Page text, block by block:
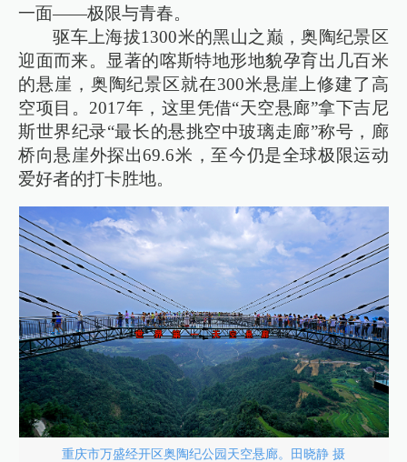
一面——极限与青春。
驱车上海拔1300米的黑山之巅，奥陶纪景区
迎面而来。显著的喀斯特地形地貌孕育出几百米
的悬崖，奥陶纪景区就在300米悬崖上修建了高
空项目。2017年，这里凭借“天空悬廊”拿下吉尼
斯世界纪录“最长的悬挑空中玻璃走廊”称号，廊
桥向悬崖外探出69.6米，至今仍是全球极限运动
爱好者的打卡胜地。
重庆市万盛经开区奥陶纪公园天空悬廊。田晓静 摄